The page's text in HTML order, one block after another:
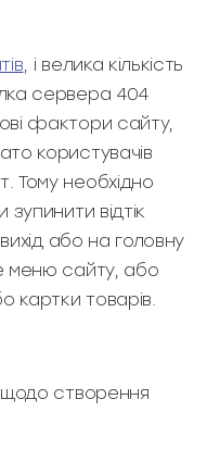
, і велика кількість
сервера 404
фактори сайту,
користувачів
Тому необхідно
відтік
вихід або на головну
меню сайту, або
картки товарів.
щодо створення